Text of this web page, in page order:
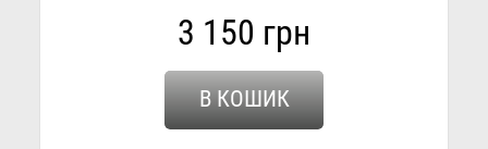
3 150 грн
В КОШИК